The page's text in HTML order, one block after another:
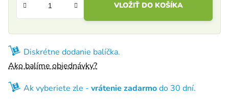
VLOŽIŤ DO KOŠÍKA
Diskrétne dodanie balíčka.
Ako balíme objednávky?
Ak vyberiete zle - vrátenie zadarmodo 30 dní.